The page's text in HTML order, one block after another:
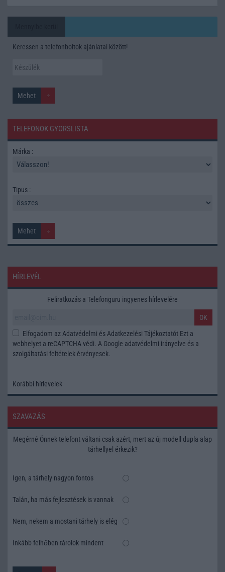
Keressen a telefonboltok ajánlatai között!
TELEFONOK GYORSLISTA
Márka :
Tipus :
HÍRLEVÉL
Feliratkozás a Telefonguru ingyenes hírlevelére
OK
Elfogadom az Adatvédelmi és Adatkezelési Tájékoztatót Ezt a
webhelyet a reCAPTCHA védi. A Google adatvédelmi irányelve és a
szolgáltatási feltételek érvényesek.
Korábbi hírlevelek
SZAVAZÁS
Megérné Önnek telefont váltani csak azért, mert az új modell dupla alap
tárhellyel érkezik?
Igen, a tárhely nagyon fontos
Talán, ha más fejlesztések is vannak
Nem, nekem a mostani tárhely is elég
Inkább felhőben tárolok mindent